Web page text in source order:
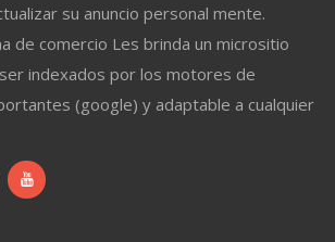
su anuncio personal mente.
de comercio Les brinda un micrositio
indexados por los motores de
(google) y adaptable a cualquier